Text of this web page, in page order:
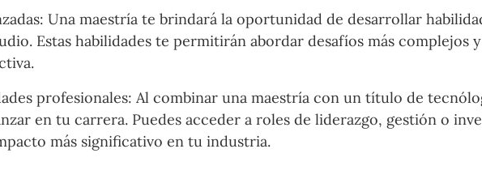
Una maestría te brindará la oportunidad de desarrollar
Estas habilidades te permitirán abordar desafíos más complejos
profesionales: Al combinar una maestría con un título de
en tu carrera. Puedes acceder a roles de liderazgo, gestión o
más significativo en tu industria.